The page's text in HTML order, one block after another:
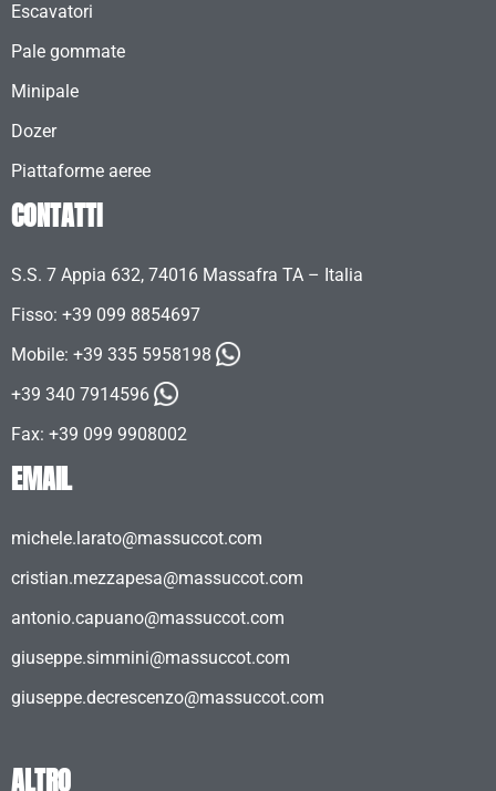
Escavatori
Pale gommate
Minipale
Dozer
Piattaforme aeree
CONTATTI
S.S. 7 Appia 632, 74016 Massafra TA – Italia
Fisso: +39 099 8854697
Mobile: +39 335 5958198
+39 340 7914596
Fax: +39 099 9908002
EMAIL
michele.larato@massuccot.com
cristian.mezzapesa@massuccot.com
antonio.capuano@massuccot.com
giuseppe.simmini@massuccot.com
giuseppe.decrescenzo@massuccot.com
ALTRO